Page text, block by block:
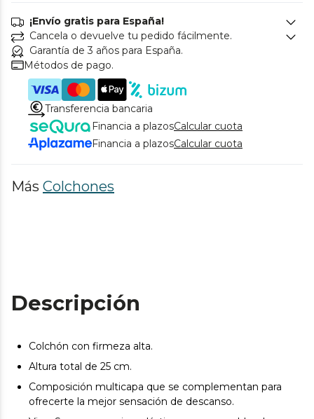
¡Envío gratis para España!
Cancela o devuelve tu pedido fácilmente.
Garantía de 3 años para España.
Métodos de pago.
Transferencia bancaria
Financia a plazosCalcular cuota
Financia a plazosCalcular cuota
Más Colchones
Descripción
Colchón con firmeza alta.
Altura total de 25 cm.
Composición multicapa que se complementan para
ofrecerte la mejor sensación de descanso.